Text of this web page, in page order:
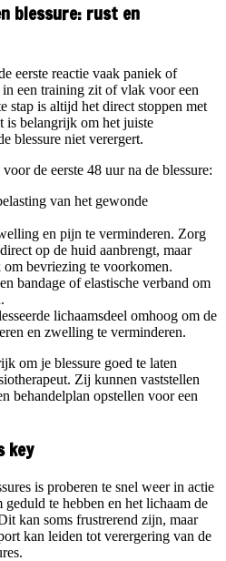
blessure: rust en
eerste reactie vaak paniek of
een training zit of vlak voor een
stap is altijd het direct stoppen met
is belangrijk om het juiste
blessure niet verergert.
de eerste 48 uur na de blessure:
van het gewonde
en pijn te verminderen. Zorg
op de huid aanbrengt, maar
bevriezing te voorkomen.
bandage of elastische verband om
lichaamsdeel omhoog om de
en zwelling te verminderen.
om je blessure goed te laten
Zij kunnen vaststellen
behandelplan opstellen voor een
key
is proberen te snel weer in actie
te hebben en het lichaam de
kan soms frustrerend zijn, maar
kan leiden tot verergering van de